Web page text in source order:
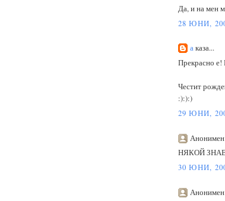
Да, и на мен
28 ЮНИ,
аказа...
Прекрасно е!
Честит
:):):)
29 ЮНИ,
Анонимен
НЯКОЙ
30 ЮНИ,
Анонимен